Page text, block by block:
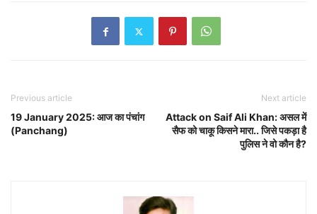
Previous article
19 January 2025: आज का पंचांग
(Panchang)
Next article
Attack on Saif Ali Khan: असल में
सैफ को चाकू किसने मारा.. जिसे पकड़ा है
पुलिस ने वो कौन है?